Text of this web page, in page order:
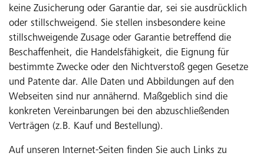
keine Zusicherung oder Garantie dar, sei sie ausdrücklich
oder stillschweigend. Sie stellen insbesondere keine
stillschweigende Zusage oder Garantie betreffend die
Beschaffenheit, die Handelsfähigkeit, die Eignung für
bestimmte Zwecke oder den Nichtverstoß gegen Gesetze
und Patente dar. Alle Daten und Abbildungen auf den
Webseiten sind nur annähernd. Maßgeblich sind die
konkreten Vereinbarungen bei den abzuschließenden
Verträgen (z.B. Kauf und Bestellung).
Auf unseren Internet-Seiten finden Sie auch Links zu